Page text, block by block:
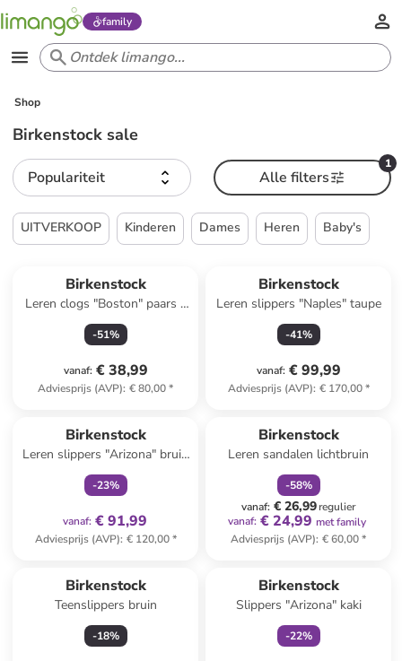
family
Shop
Birkenstock sale
Populariteit
1
Alle filters
UITVERKOOP Kinderen Dames Heren Baby's
Birkenstock
Leren clogs "Boston" paars -
wijdte S
-51%
vanaf: € 38,99
Adviesprijs (AVP): € 80,00*
Birkenstock
Leren slippers "Naples" taupe
-41%
vanaf: € 99,99
Adviesprijs (AVP): € 170,00*
Birkenstock
Leren slippers "Arizona" bruin
- wijdte S
-23%
vanaf: € 91,99
Adviesprijs (AVP): € 120,00*
Birkenstock
Leren sandalen lichtbruin
-58%
vanaf: € 26,99regulier
vanaf: € 24,99 met family
Adviesprijs (AVP): € 60,00*
Birkenstock
Teenslippers bruin
-18%
Birkenstock
Slippers "Arizona" kaki
-22%